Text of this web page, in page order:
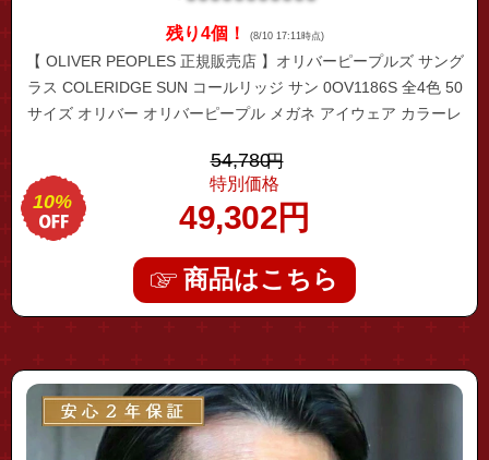
残り4個！ (8/10 17:11時点)
【 OLIVER PEOPLES 正規販売店 】オリバーピープルズ サング
ラス COLERIDGE SUN コールリッジ サン 0OV1186S 全4色 50
サイズ オリバー オリバーピープル メガネ アイウェア カラーレ
54,780円
特別価格
49,302円
10%
商品はこちら
"ov5186-1705"